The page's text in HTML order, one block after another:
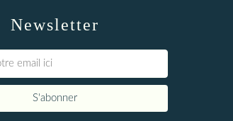
Newsletter